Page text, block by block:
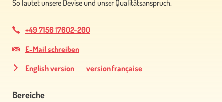
So lautet unsere Devise und unser Qualitätsanspruch.
+49 7156 17602-200
E-Mail schreiben
English version
version française
Bereiche